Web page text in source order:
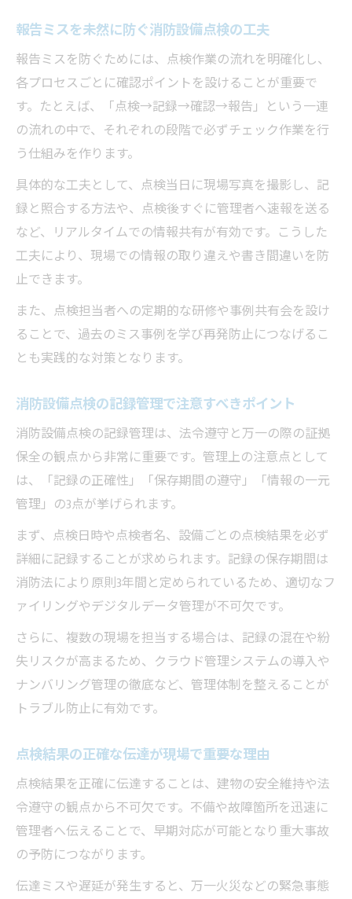
報告ミスを未然に防ぐ消防設備点検の工夫
報告ミスを防ぐためには、点検作業の流れを明確化し、
各プロセスごとに確認ポイントを設けることが重要で
す。たとえば、「点検→記録→確認→報告」という一連
の流れの中で、それぞれの段階で必ずチェック作業を行
う仕組みを作ります。
具体的な工夫として、点検当日に現場写真を撮影し、記
録と照合する方法や、点検後すぐに管理者へ速報を送る
など、リアルタイムでの情報共有が有効です。こうした
工夫により、現場での情報の取り違えや書き間違いを防
止できます。
また、点検担当者への定期的な研修や事例共有会を設け
ることで、過去のミス事例を学び再発防止につなげるこ
とも実践的な対策となります。
消防設備点検の記録管理で注意すべきポイント
消防設備点検の記録管理は、法令遵守と万一の際の証拠
保全の観点から非常に重要です。管理上の注意点として
は、「記録の正確性」「保存期間の遵守」「情報の一元
管理」の3点が挙げられます。
まず、点検日時や点検者名、設備ごとの点検結果を必ず
詳細に記録することが求められます。記録の保存期間は
消防法により原則3年間と定められているため、適切なフ
ァイリングやデジタルデータ管理が不可欠です。
さらに、複数の現場を担当する場合は、記録の混在や紛
失リスクが高まるため、クラウド管理システムの導入や
ナンバリング管理の徹底など、管理体制を整えることが
トラブル防止に有効です。
点検結果の正確な伝達が現場で重要な理由
点検結果を正確に伝達することは、建物の安全維持や法
令遵守の観点から不可欠です。不備や故障箇所を迅速に
管理者へ伝えることで、早期対応が可能となり重大事故
の予防につながります。
伝達ミスや遅延が発生すると、万一火災などの緊急事態